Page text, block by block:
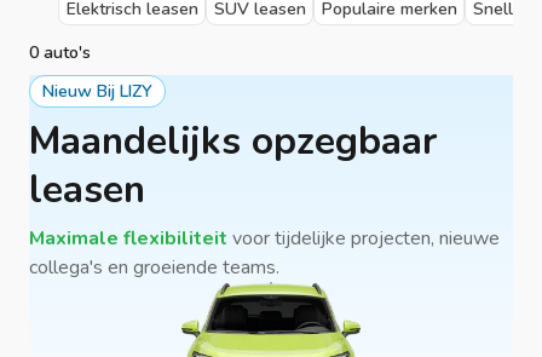
Elektrisch leasen SUV leasen Populaire merken
Snelle
0 auto's
Nieuw Bij LIZY
Maandelijks opzegbaar
leasen
Maximale flexibiliteit voor tijdelijke projecten, nieuwe
collega's en groeiende teams.